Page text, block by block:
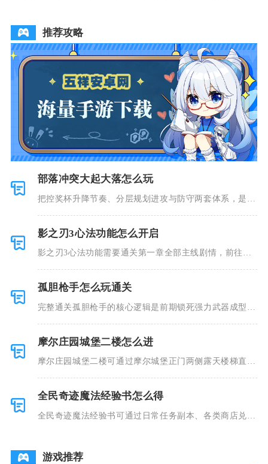
推荐攻略
部落冲突大起大落怎么玩
把控奖杯升降节奏、分层规划进攻与防守两套体系，是玩
影之刃3心法功能怎么开启
影之刃3心法功能需要通关第一章全部主线剧情，前往主
孤胆枪手怎么玩通关
完整通关孤胆枪手的核心逻辑是前期锁死强力武器成型、
摩尔庄园城堡二楼怎么进
摩尔庄园城堡二楼可通过摩尔城堡正门两侧露天楼梯直
全民奇迹魔法经验书怎么得
全民奇迹魔法经验书可通过日常任务副本、各类商店兑
游戏推荐